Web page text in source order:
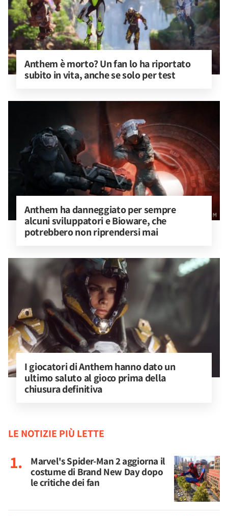
Anthem è morto? Un fan lo ha riportato
subito in vita, anche se solo per test
Anthem ha danneggiato per sempre
alcuni sviluppatori e Bioware, che
potrebbero non riprendersi mai
I giocatori di Anthem hanno dato un
ultimo saluto al gioco prima della
chiusura definitiva
LE NOTIZIE PIÙ LETTE
Marvel's Spider-Man 2 aggiorna il
costume di Brand New Day dopo
le critiche dei fan